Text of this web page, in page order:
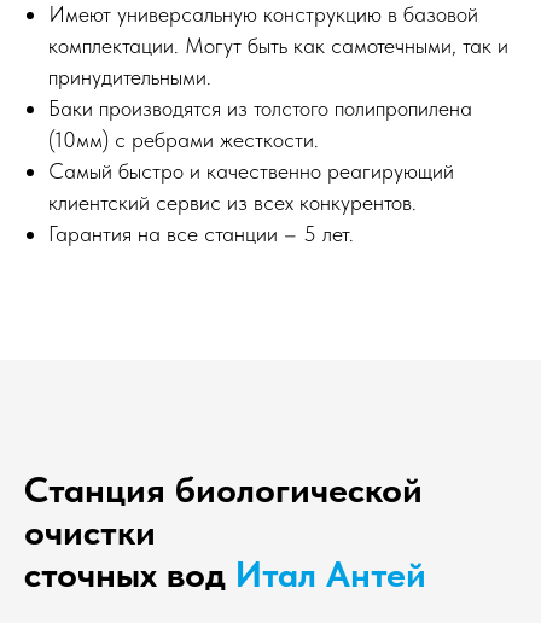
Имеют универсальную конструкцию в базовой
комплектации. Могут быть как самотечными, так и
принудительными.
Баки производятся из толстого полипропилена
(10мм) с ребрами жесткости.
Самый быстро и качественно реагирующий
клиентский сервис из всех конкурентов.
Гарантия на все станции – 5 лет.
Станция биологической
очистки
сточных вод Итал Антей